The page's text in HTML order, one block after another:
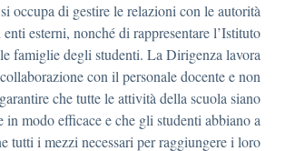
occupa di gestire le relazioni con le autorità
esterni, nonché di rappresentare l’Istituto
famiglie degli studenti. La Dirigenza lavora
con il personale docente e non
che tutte le attività della scuola siano
in modo efficace e che gli studenti abbiano a
tutti i mezzi necessari per raggiungere i loro